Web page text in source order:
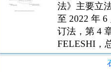
法》主要立
至 2022 年
订法，第 4
FELESHI，
CAP。 368